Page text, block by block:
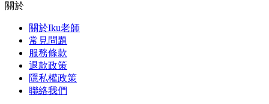
關於
關於Iku老師
常見問題
服務條款
退款政策
隱私權政策
聯絡我們